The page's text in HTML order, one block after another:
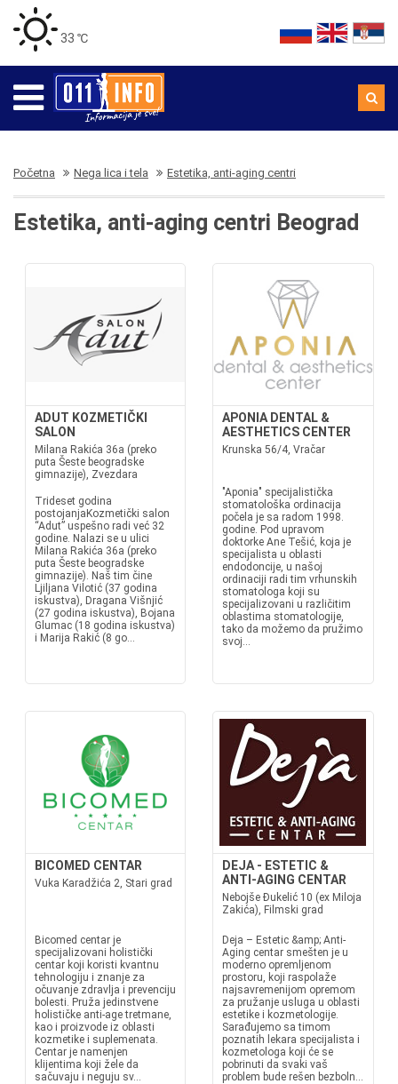
33 ℃
Početna Nega lica i tela Estetika, anti-aging centri
Estetika, anti-aging centri Beograd
ADUT KOZMETIČKI
SALON
Milana Rakića 36a (preko
puta Šeste beogradske
gimnazije), Zvezdara
Trideset godina
postojanjaKozmetički salon
“Adut” uspešno radi već 32
godine. Nalazi se u ulici
Milana Rakića 36a (preko
puta Šeste beogradske
gimnazije). Naš tim čine
Ljiljana Vilotić (37 godina
iskustva), Dragana Višnjić
(27 godina iskustva), Bojana
Glumac (18 godina iskustva)
i Marija Rakić (8 go...
APONIA DENTAL &
AESTHETICS CENTER
Krunska 56/4, Vračar
"Aponia" specijalistička
stomatološka ordinacija
počela je sa radom 1998.
godine. Pod upravom
doktorke Ane Tešić, koja je
specijalista u oblasti
endodoncije, u našoj
ordinaciji radi tim vrhunskih
stomatologa koji su
specijalizovani u različitim
oblastima stomatologije,
tako da možemo da pružimo
svoj...
BICOMED CENTAR
Vuka Karadžića 2, Stari grad
Bicomed centar je
specijalizovani holistički
centar koji koristi kvantnu
tehnologiju i znanje za
očuvanje zdravlja i prevenciju
bolesti. Pruža jedinstvene
holističke anti-age tretmane,
kao i proizvode iz oblasti
kozmetike i suplemenata.
Centar je namenjen
klijentima koji žele da
sačuvaju i neguju sv...
DEJA - ESTETIC &
ANTI-AGING CENTAR
Nebojše Đukelić 10 (ex Miloja
Zakića), Filmski grad
Deja – Estetic &amp; Anti-
Aging centar smešten je u
moderno opremljenom
prostoru, koji raspolaže
najsavremenijom opremom
za pružanje usluga u oblasti
estetike i kozmetologije.
Sarađujemo sa timom
poznatih lekara specijalista i
kozmetologa koji će se
pobrinuti da svaki vaš
problem bude rešen bezboln...